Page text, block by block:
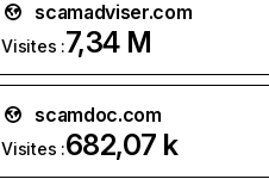
scamadviser.com
Visites :7,34 M
scamdoc.com
Visites :682,07 k